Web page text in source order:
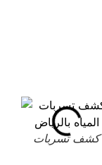
كشف تسربات